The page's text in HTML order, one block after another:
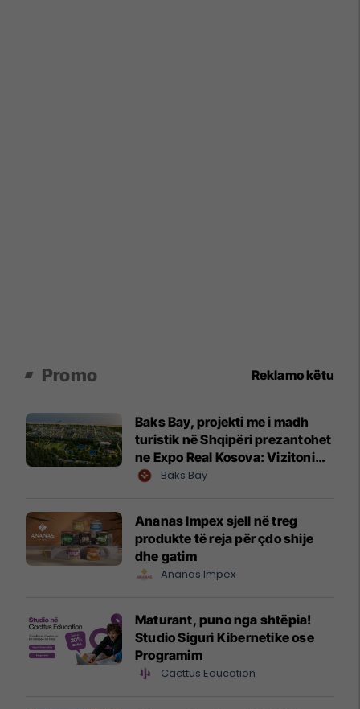
Promo Reklamo këtu
Baks Bay, projekti me i madh
turistik në Shqipëri prezantohet
ne Expo Real Kosova: Vizitoni
shtandin dhe zbuloni
Baks Bay
Ananas Impex sjell në treg
produkte të reja për çdo shije
dhe gatim
Ananas Impex
Maturant, puno nga shtëpia!
Studio Siguri Kibernetike ose
Programim
Cacttus Education